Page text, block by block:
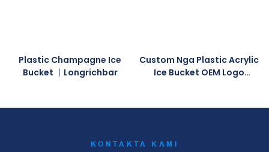
Plastic Champagne Ice
Bucket 丨Longrichbar
Custom Nga Plastic Acrylic
Ice Bucket OEM Logo
KONTAKTA KAMI